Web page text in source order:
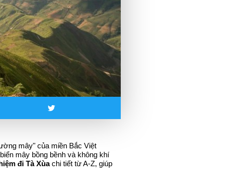
mây" của miền Bắc Việt
mây bồng bềnh và không khí
đi Tà Xùa chi tiết từ A-Z, giúp